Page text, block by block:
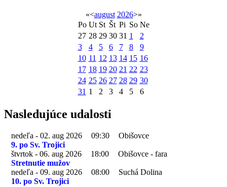
«<august 2026>»
Po Ut St Št Pi So Ne
27 28 29 30 31 1
2
3
4 5 6 7 8
9
10 11 12 13 14 15 16
17 18 19 20 21 22 23
24 25 26 27 28 29 30
31 1 2 3 4 5 6
Nasledujúce udalosti
nedeľa - 02. aug 2026 09:30
Obišovce
9. po Sv. Trojici
štvrtok - 06. aug 2026
18:00
Obišovce - fara
Stretnutie mužov
nedeľa - 09. aug 2026
08:00
Suchá Dolina
10. po Sv. Trojici